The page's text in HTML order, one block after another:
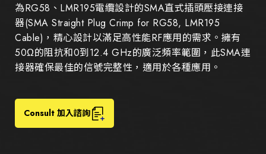
為RG58、LMR195電纜設計的SMA直式插頭壓接連接
器(SMA Straight Plug Crimp for RG58, LMR195
Cable)，精心設計以滿足高性能RF應用的需求。擁有
50Ω的阻抗和0到12.4 GHz的廣泛頻率範圍，此SMA連
接器確保最佳的信號完整性，適用於各種應用。
Consult 加入諮詢